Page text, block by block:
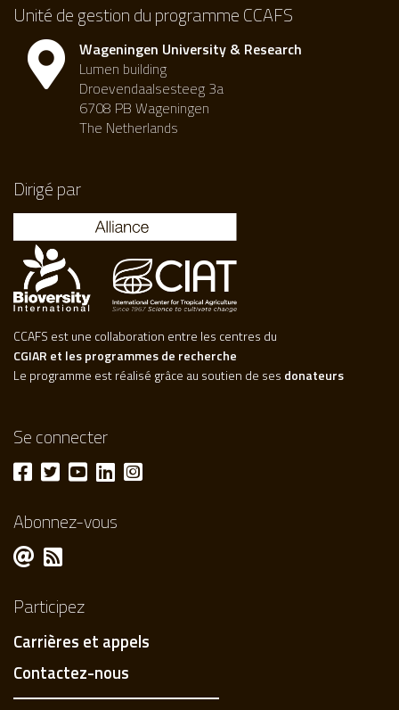
Unité de gestion du programme CCAFS
Wageningen University & Research
Lumen building
Droevendaalsesteeg 3a
6708 PB Wageningen
The Netherlands
Dirigé par
CCAFS est une collaboration entre les centres du
CGIAR et les programmes de recherche
Le programme est réalisé grâce au soutien de ses donateurs
Se connecter
Abonnez-vous
Participez
Carrières et appels
Contactez-nous